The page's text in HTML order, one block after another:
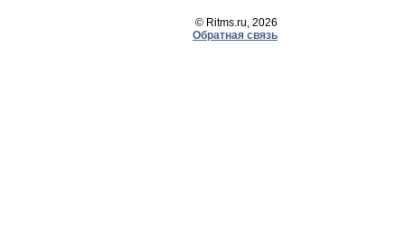
© Ritms.ru, 2026
Обратная связь